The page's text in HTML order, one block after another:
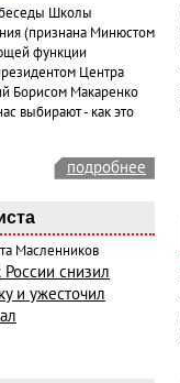
беседы Школы
(признана Минюстом
функции
Центра
Борисом Макаренко
выбирают - как это
подробнее
Масленников
России снизил
и ужесточил